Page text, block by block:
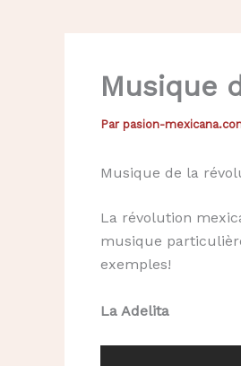
Musique
Par pasion-
Musique de la
La révolution
musique
exemples!
La Adelita